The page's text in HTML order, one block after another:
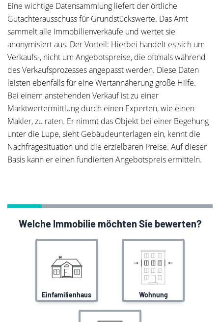
Eine wichtige Datensammlung liefert der örtliche
Gutachterausschuss für Grundstückswerte. Das Amt
sammelt alle Immobilienverkäufe und wertet sie
anonymisiert aus. Der Vorteil: Hierbei handelt es sich um
Verkaufs-, nicht um Angebotspreise, die oftmals während
des Verkaufsprozesses angepasst werden. Diese Daten
leisten ebenfalls für eine Wertannäherung große Hilfe.
Bei einem anstehenden Verkauf ist zu einer
Marktwertermittlung durch einen Experten, wie einen
Makler, zu raten. Er nimmt das Objekt bei einer Begehung
unter die Lupe, sieht Gebäudeunterlagen ein, kennt die
Nachfragesituation und die erzielbaren Preise. Auf dieser
Basis kann er einen fundierten Angebotspreis ermitteln.